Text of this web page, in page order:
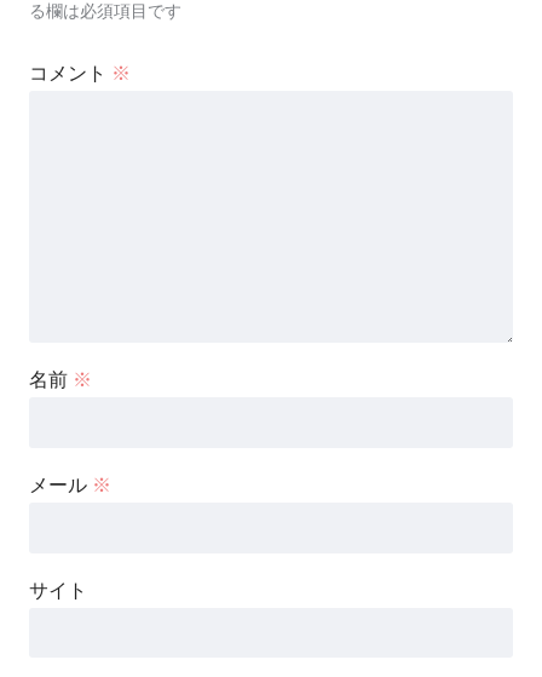
る欄は必須項目です
コメント ※
名前 ※
メール ※
サイト